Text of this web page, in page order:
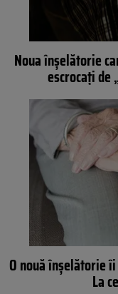
Noua înşelătorie
escrocaţi de
O nouă înşelătorie
La